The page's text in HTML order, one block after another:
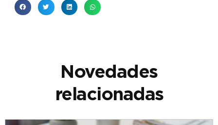
Novedades
relacionadas